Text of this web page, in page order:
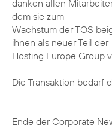
danken allen
dem sie zum
Wachstum der TOS
ihnen als neuer Teil der
Hosting Europe Group
Die Transaktion bedarf
Ende der Corporate